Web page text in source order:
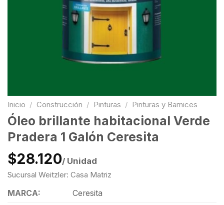
Inicio / Construcción / Pinturas / Pinturas y Barnices
Óleo brillante habitacional Verde
Pradera 1 Galón Ceresita
$28.120/ Unidad
Sucursal Weitzler: Casa Matriz
MARCA:
Ceresita